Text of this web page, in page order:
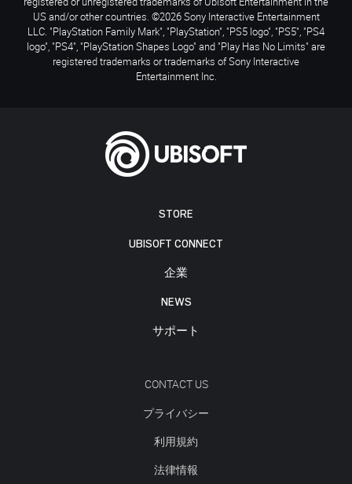
STORE
UBISOFT CONNECT
企業
NEWS
サポート
CONTACT US
プライバシー
利用規約
法律情報
US and/or other countries. ©2026 Sony Interactive Entertainment
LLC. "PlayStation Family Mark", "PlayStation", "PS5 logo", "PS5", "PS4
logo", "PS4", "PlayStation Shapes Logo" and "Play Has No Limits" are
registered trademarks or trademarks of Sony Interactive
Entertainment Inc.